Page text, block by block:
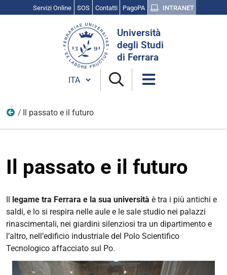
Servizi Online SOS Contatti PagoPA INTRANET
Università
degli Studi
di Ferrara
Cambia lingua
Ateneo
Il passato e il futuro
Il passato e il futuro
Il legame tra Ferrara e la sua università è tra i più antichi e
saldi, e lo si respira nelle aule e le sale studio nei palazzi
rinascimentali, nei giardini silenziosi tra un dipartimento e
l’altro, nell’edificio industriale del Polo Scientifico
Tecnologico affacciato sul Po.